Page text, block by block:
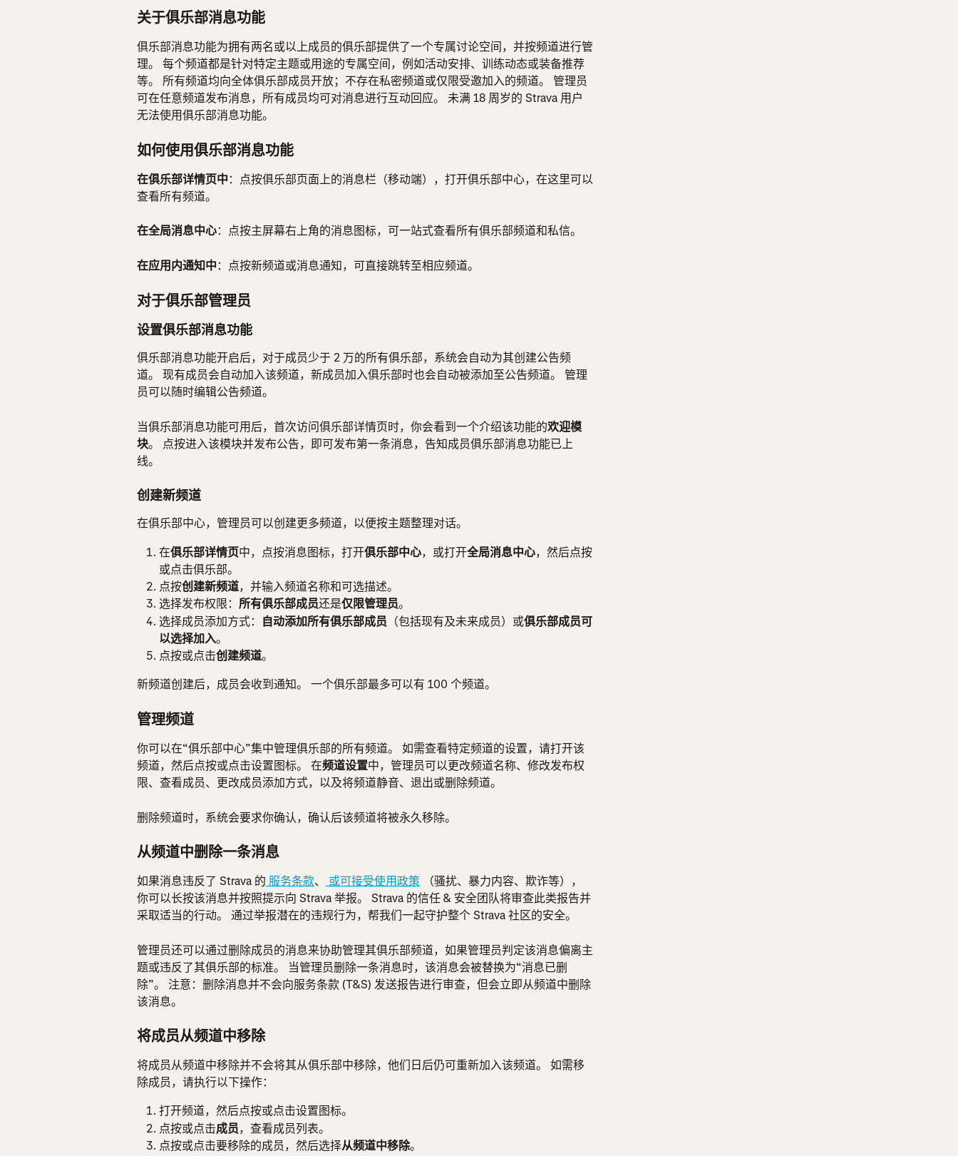
关于俱乐部消息功能
俱乐部消息功能为拥有两名或以上成员的俱乐部提供了一个专属讨论空间，并按频道进行管
理。 每个频道都是针对特定主题或用途的专属空间，例如活动安排、训练动态或装备推荐
等。 所有频道均向全体俱乐部成员开放；不存在私密频道或仅限受邀加入的频道。 管理员
可在任意频道发布消息，所有成员均可对消息进行互动回应。 未满 18 周岁的 Strava 用户
无法使用俱乐部消息功能。
如何使用俱乐部消息功能
在俱乐部详情页中：点按俱乐部页面上的消息栏（移动端），打开俱乐部中心，在这里可以
查看所有频道。
在全局消息中心：点按主屏幕右上角的消息图标，可一站式查看所有俱乐部频道和私信。
在应用内通知中：点按新频道或消息通知，可直接跳转至相应频道。
对于俱乐部管理员
设置俱乐部消息功能
俱乐部消息功能开启后，对于成员少于 2 万的所有俱乐部，系统会自动为其创建公告频
道。 现有成员会自动加入该频道，新成员加入俱乐部时也会自动被添加至公告频道。 管理
员可以随时编辑公告频道。
当俱乐部消息功能可用后，首次访问俱乐部详情页时，你会看到一个介绍该功能的欢迎模
块。 点按进入该模块并发布公告，即可发布第一条消息，告知成员俱乐部消息功能已上
线。
创建新频道
在俱乐部中心，管理员可以创建更多频道，以便按主题整理对话。
在俱乐部详情页中，点按消息图标，打开俱乐部中心，或打开全局消息中心，然后点按
或点击俱乐部。
点按创建新频道，并输入频道名称和可选描述。
选择发布权限： 所有俱乐部成员还是仅限管理员。
选择成员添加方式： 自动添加所有俱乐部成员 （包括现有及未来成员）或俱乐部成员可
以选择加入。
点按或点击创建频道。
新频道创建后，成员会收到通知。 一个俱乐部最多可以有 100 个频道。
管理频道
你可以在“俱乐部中心”集中管理俱乐部的所有频道。 如需查看特定频道的设置，请打开该
频道，然后点按或点击设置图标。 在频道设置中，管理员可以更改频道名称、修改发布权
限、查看成员、更改成员添加方式，以及将频道静音、退出或删除频道。
删除频道时，系统会要求你确认，确认后该频道将被永久移除。
从频道中删除一条消息
如果消息违反了 Strava 的 服务条款、 或可接受使用政策 （骚扰、暴力内容、欺诈等），
你可以长按该消息并按照提示向 Strava 举报。 Strava 的信任 & 安全团队将审查此类报告并
采取适当的行动。 通过举报潜在的违规行为，帮我们一起守护整个 Strava 社区的安全。
管理员还可以通过删除成员的消息来协助管理其俱乐部频道，如果管理员判定该消息偏离主
题或违反了其俱乐部的标准。 当管理员删除一条消息时，该消息会被替换为“消息已删
除”。 注意：删除消息并不会向服务条款 (T&S) 发送报告进行审查，但会立即从频道中删除
该消息。
将成员从频道中移除
将成员从频道中移除并不会将其从俱乐部中移除，他们日后仍可重新加入该频道。 如需移
除成员，请执行以下操作：
打开频道，然后点按或点击设置图标。
点按或点击成员，查看成员列表。
点按或点击要移除的成员，然后选择从频道中移除。